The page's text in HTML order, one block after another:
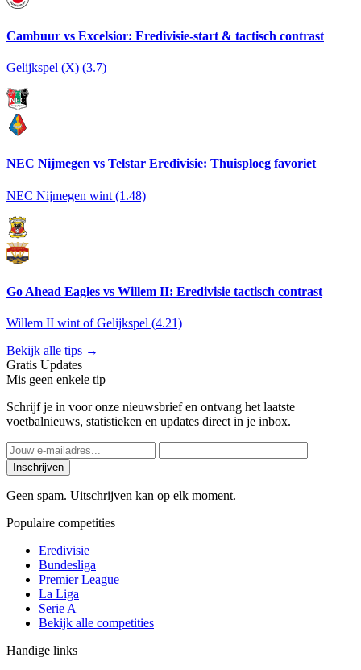
Cambuur vs Excelsior: Eredivisie-start & tactisch contrast
Gelijkspel (X) (3.7)
NEC Nijmegen vs Telstar Eredivisie: Thuisploeg favoriet
NEC Nijmegen wint (1.48)
Go Ahead Eagles vs Willem II: Eredivisie tactisch contrast
Willem II wint of Gelijkspel (4.21)
Bekijk alle tips →
Gratis Updates
Mis geen enkele tip
Schrijf je in voor onze nieuwsbrief en ontvang het laatste
voetbalnieuws, statistieken en updates direct in je inbox.
Inschrijven
Geen spam. Uitschrijven kan op elk moment.
Populaire competities
Eredivisie
Bundesliga
Premier League
La Liga
Serie A
Bekijk alle competities
Handige links